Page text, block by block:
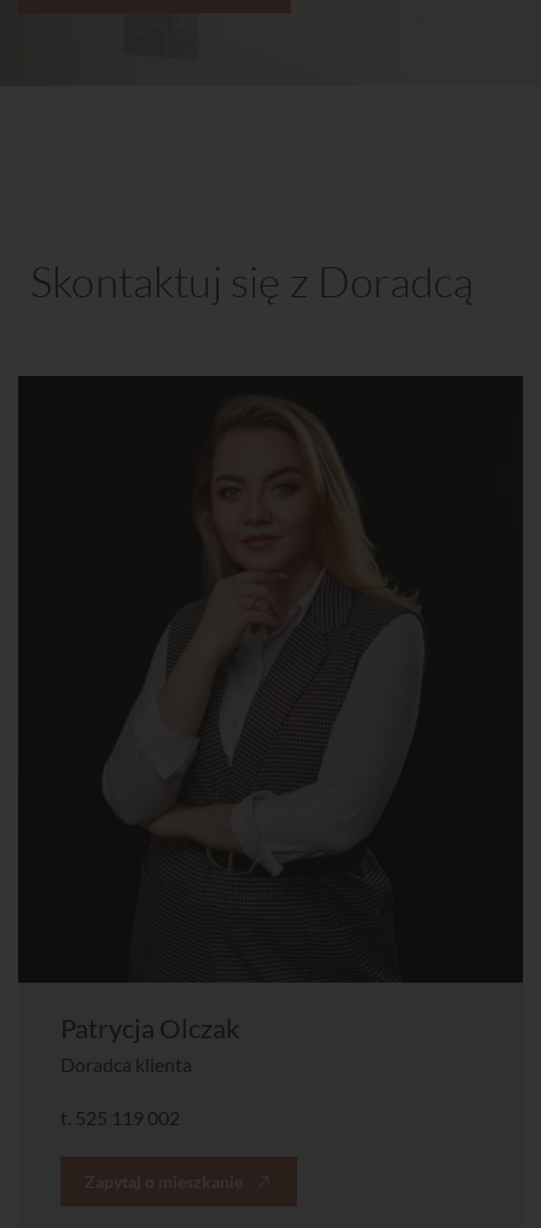
Skontaktuj się z Doradcą
Patrycja Olczak
Doradca klienta
t. 525 119 002
Zapytaj o mieszkanie